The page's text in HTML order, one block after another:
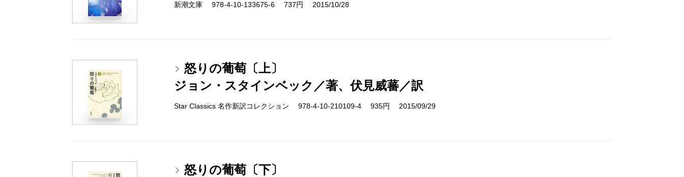
新潮文庫 978-4-10-133675-6 737円 2015/10/28
怒りの葡萄〔上〕
ジョン・スタインベック／著、伏見威蕃／訳
Star Classics 名作新訳コレクション 978-4-10-210109-4 935円 2015/09/29
怒りの葡萄〔下〕